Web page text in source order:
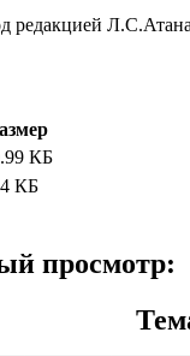
редакцией
КБ
КБ
просмотр: